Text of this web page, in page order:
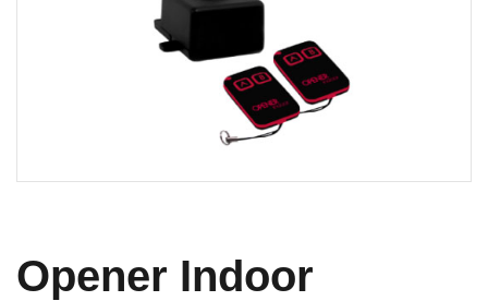
Opener Indoor